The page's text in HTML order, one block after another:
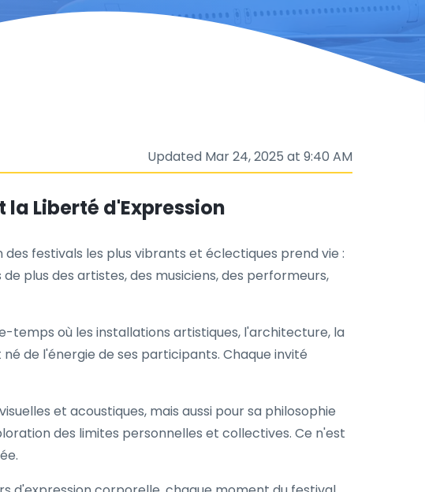
Updated Mar 24, 2025 at 9:40 AM
Liberté d'Expression
festivals les plus vibrants et éclectiques prend vie :
plus des artistes, des musiciens, des performeurs,
temps où les installations artistiques, l'architecture, la
de l'énergie de ses participants. Chaque invité
et acoustiques, mais aussi pour sa philosophie
des limites personnelles et collectives. Ce n'est